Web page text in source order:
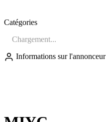
Catégories
Chargement...
Informations sur l'annonceur